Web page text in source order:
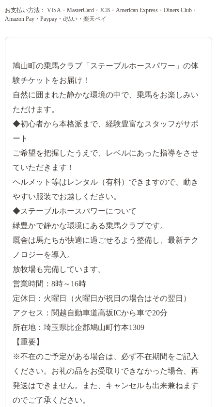
お支払い方法： VISA・MasterCard・JCB・American Express・Diners Club・
Amazon Pay・Paypay・d払い・楽天ペイ
鳩山町の乗馬クラブ「ステーブルホースパワー」の体
験チケットをお届け！
自然に囲まれた静かな環境の中で、乗馬をお楽しみい
ただけます。
◆初心者から本格派まで、経験豊富なスタッフがサポ
ート
ご希望を把握したうえで、レベルにあった指導をさせ
ていただきます！
ヘルメット等はレンタル（有料）できますので、動き
やすい服装でお越しください。
◆ステーブルホースパワーについて
緑豊かで静かな環境にある乗馬クラブです。
厩舎は馬たちが快適に過ごせるよう整備し、最新テク
ノロジーを導入。
放牧場も完備しています。
営業時間：8時～16時
定休日：火曜日（火曜日が祝日の場合はその翌日）
アクセス：関越自動車道高坂ICから車で20分
所在地：埼玉県比企郡鳩山町竹本1309
【重要】
※不在のご予定がある場合は、必ず不在期間をご記入
ください。お礼の品をお受取りできなかった場合、再
発送はできません。また、キャンセルも出来兼ねます
のでご了承ください。